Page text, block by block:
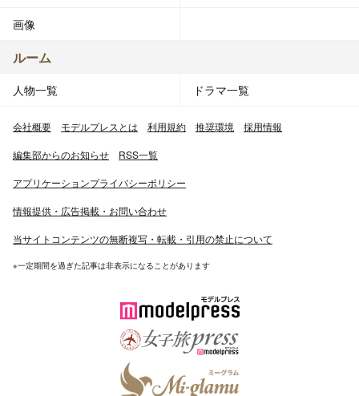
画像
ルーム
人物一覧 ドラマ一覧
会社概要 モデルプレスとは 利用規約 推奨環境 採用情報
編集部からのお知らせ RSS一覧
アプリケーションプライバシーポリシー
情報提供・広告掲載・お問い合わせ
当サイトコンテンツの無断複写・転載・引用の禁止について
※一定期間を過ぎた記事は非表示になることがあります